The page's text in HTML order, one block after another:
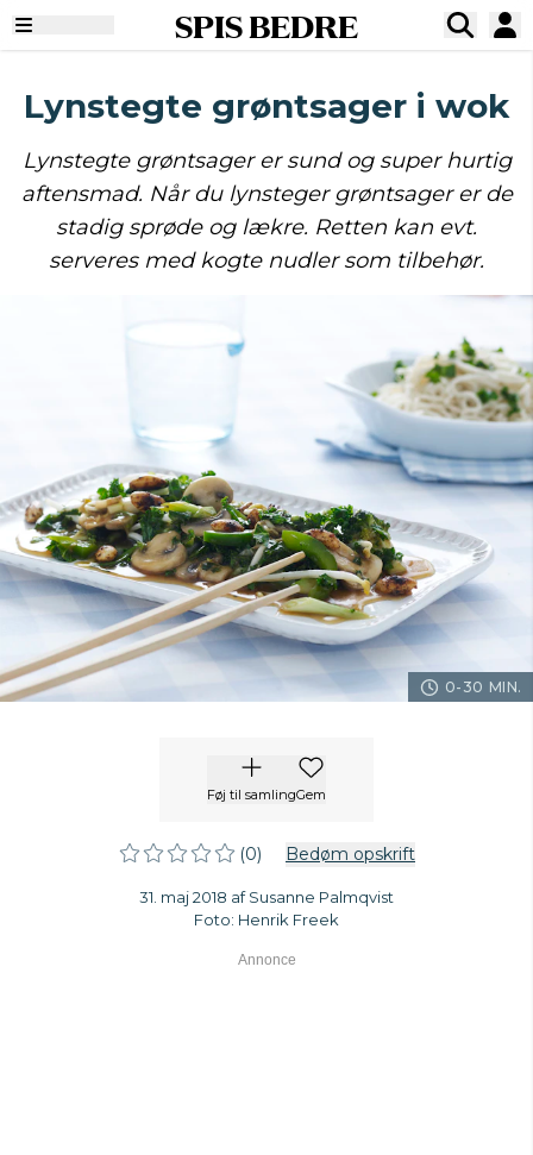
SPIS BEDRE
Lynstegte grøntsager i wok
Lynstegte grøntsager er sund og super hurtig
aftensmad. Når du lynsteger grøntsager er de
stadig sprøde og lækre. Retten kan evt.
serveres med kogte nudler som tilbehør.
0-30 MIN.
Føj til samlingGem
(0) Bedøm opskrift
31. maj 2018 af Susanne Palmqvist
Foto: Henrik Freek